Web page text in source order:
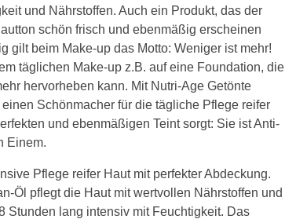
und Nährstoffen. Auch ein Produkt, das der
schön frisch und ebenmäßig erscheinen
gilt beim Make-up das Motto: Weniger ist mehr!
täglichen Make-up z.B. auf eine Foundation, die
hervorheben kann. Mit Nutri-Age Getönte
Schönmacher für die tägliche Pflege reifer
und ebenmäßigen Teint sorgt: Sie ist Anti-
Einem.
Pflege reifer Haut mit perfekter Abdeckung.
Öl pflegt die Haut mit wertvollen Nährstoffen und
Stunden lang intensiv mit Feuchtigkeit. Das